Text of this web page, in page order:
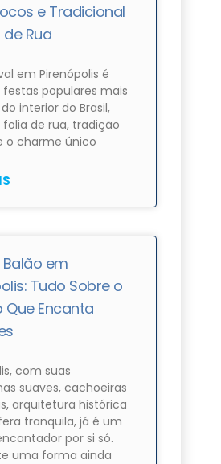
e Tradicional
Rua
em Pirenópolis é
populares mais
interior do Brasil,
de rua, tradição
o charme único
em
Tudo Sobre o
Que Encanta
com suas
suaves, cachoeiras
arquitetura histórica
tranquila, já é um
por si só.
uma forma ainda